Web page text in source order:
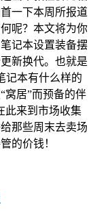
一下本周所报道
呢？本文将为你
记本设置装备摆
新换代。也就是
记本有什么样的
窝居”而预备的伴
此来到市场收集
那些周末去卖场
的价钱！